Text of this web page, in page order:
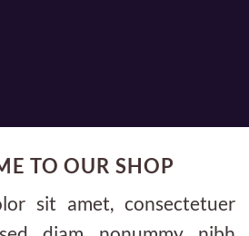
TO OUR SHOP
sit amet, consectetuer